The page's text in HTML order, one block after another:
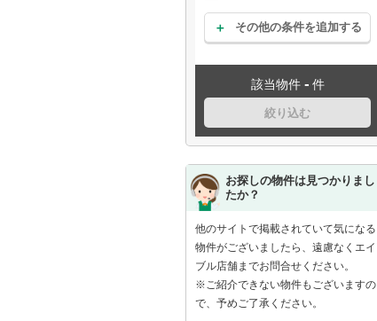
その他の条件を追加する
該当物件 - 件
絞り込む
お探しの物件は見つかりまし
たか？
他のサイトで掲載されていて気になる
物件がございましたら、遠慮なくエイ
ブル店舗までお問合せください。
※ご紹介できない物件もございますの
で、予めご了承ください。